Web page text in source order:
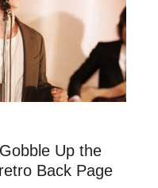
Up the
Back Page